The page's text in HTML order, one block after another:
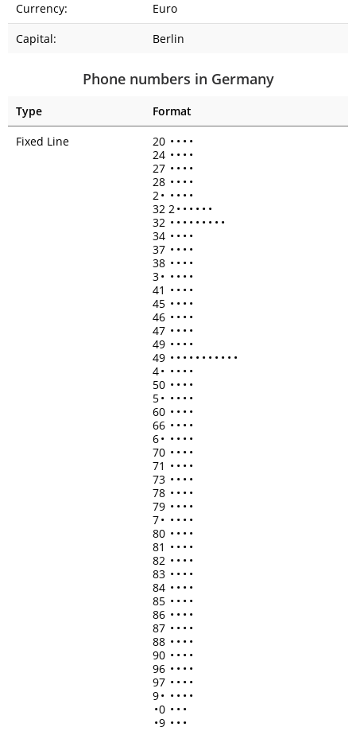
Currency:
Euro
Capital:
Berlin
Phone numbers in Germany
Type
Format
Fixed Line
20 • • • •
24 • • • •
27 • • • •
28 • • • •
2• • • • •
32 2• • • • • •
32 • • • • • • • • •
34 • • • •
37 • • • •
38 • • • •
3• • • • •
41 • • • •
45 • • • •
46 • • • •
47 • • • •
49 • • • •
49 • • • • • • • • • • •
4• • • • •
50 • • • •
5• • • • •
60 • • • •
66 • • • •
6• • • • •
70 • • • •
71 • • • •
73 • • • •
78 • • • •
79 • • • •
7• • • • •
80 • • • •
81 • • • •
82 • • • •
83 • • • •
84 • • • •
85 • • • •
86 • • • •
87 • • • •
88 • • • •
90 • • • •
96 • • • •
97 • • • •
9• • • • •
•0 • • •
•9 • • •